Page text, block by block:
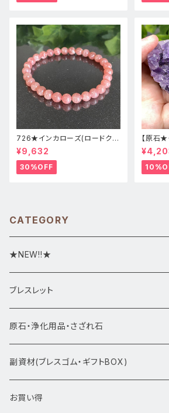
726★インカローズ(ロードクロ
サイト)★天然石ブレスレット新
品
¥9,632
30%OFF
【原石★
★ハー
ワース
CATEGORY
★NEW!!★
★新入荷1/28~
ブレスレット
ブレスレット1点物
アマビエシリーズ
デザインブレス
原石・浄化用品・さざれ石
浄化さざれ石
ポイント・タワー・タンブル
副資材(ブレスゴム・ギフトBOX)
お買い得